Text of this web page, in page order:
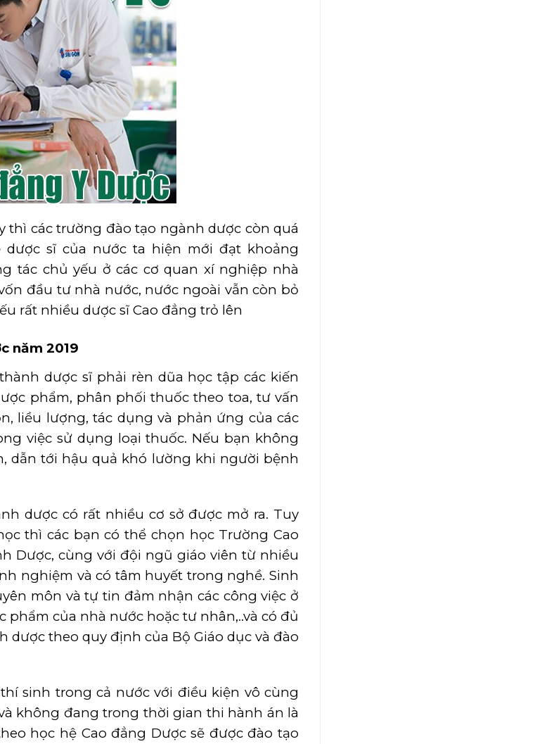
các trường đào tạo ngành dược còn quá
sĩ của nước ta hiện mới đạt khoảng
tác chủ yếu ở các cơ quan xí nghiệp nhà
đầu tư nhà nước, nước ngoài vẫn còn bỏ
rất nhiều dược sĩ Cao đẳng trỏ lên
năm 2019
dược sĩ phải rèn dũa học tập các kiến
phẩm, phân phối thuốc theo toa, tư vấn
liều lượng, tác dụng và phản ứng của các
việc sử dụng loại thuốc. Nếu bạn không
dẫn tới hậu quả khó lường khi người bệnh
dược có rất nhiều cơ sở được mở ra. Tuy
thì các bạn có thể chọn học Trường Cao
Dược, cùng với đội ngũ giáo viên từ nhiều
nghiệm và có tâm huyết trong nghề. Sinh
môn và tự tin đảm nhận các công việc ở
phẩm của nhà nước hoặc tư nhân,..và có đủ
theo quy định của Bộ Giáo dục và đào
sinh trong cả nước với điều kiện vô cùng
không đang trong thời gian thi hành án là
học hệ Cao đẳng Dược sẽ được đào tạo